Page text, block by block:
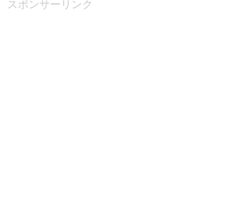
スポンサーリンク